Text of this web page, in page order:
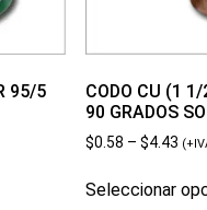
95/5
CODO CU (1
90 GRADOS
$0.58 – $4.43
Seleccionar